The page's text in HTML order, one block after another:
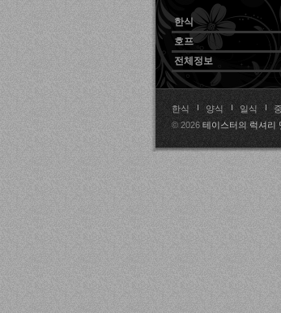
한식
호프
전체정보
한식 양식 일식
© 2026 테이스터의 럭셔리